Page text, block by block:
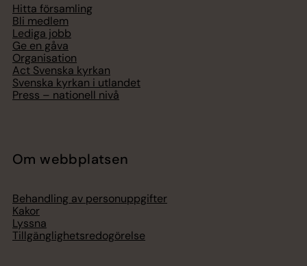
Hitta församling
Bli medlem
Lediga jobb
Ge en gåva
Organisation
Act Svenska kyrkan
Svenska kyrkan i utlandet
Press – nationell nivå
Om webbplatsen
Behandling av personuppgifter
Kakor
Lyssna
Tillgänglighetsredogörelse